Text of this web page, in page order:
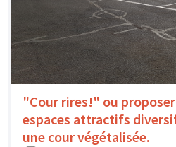
"Cour rires!" ou
espaces attractifs
une cour végétalisée.